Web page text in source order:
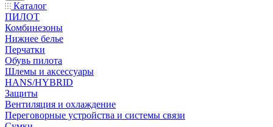
Каталог
ПИЛОТ
Комбинезоны
Нижнее белье
Перчатки
Обувь пилота
Шлемы и аксессуары
HANS/HYBRID
Защиты
Вентиляция и охлаждение
Переговорные устройства и системы связи